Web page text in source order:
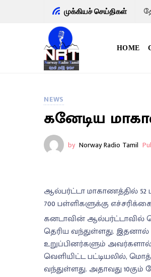
முக்கியச் செய்திகள்
HOME
NEWS
கனேடிய
by Norway Radio Tamil
ஆல்பர்ட்டா மாகாணத்தில்
700 பள்ளிகளுக்கு
கனடாவின் ஆல்பர்ட்டாவில்
தெரிய வந்துள்ளது.
உறுப்பினர்களும் அவர்களால்
வெளியிட்ட பட்டியலில்,
வந்துள்ளது. அதாவது